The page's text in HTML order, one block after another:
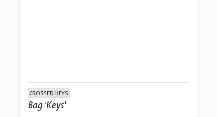
CROSSED KEYS
Bag 'Keys'